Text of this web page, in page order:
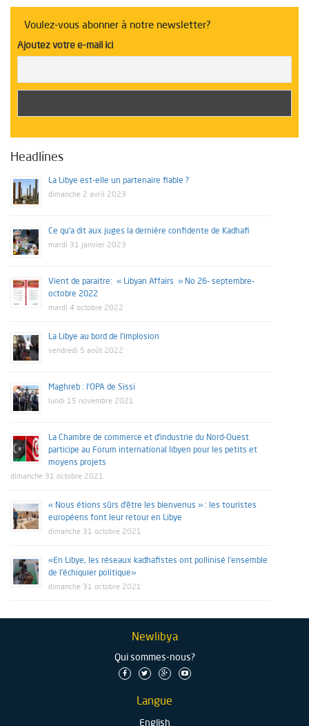
La Libye sous la loupe de “Libyan Affairs“
Table ronde sur l’enseignement en Libye
Voulez-vous abonner à notre newsletter?
Ajoutez votre e-mail ici
Headlines
La Libye est-elle un partenaire fiable ?
dimanche 2 avril 2023
Ce qu’a dit aux juges la dernière confidente de Kadhafi
mardi 31 janvier 2023
Vient de paraitre: « Libyan Affairs » No 26- septembre-
octobre 2022
mardi 4 octobre 2022
La Libye au bord de l’implosion
vendredi 5 août 2022
Maghreb : l’OPA de Sissi
lundi 15 novembre 2021
La Chambre de commerce et d’industrie du Nord-Ouest
participe au Forum international libyen pour les petits et
moyens projets
dimanche 31 octobre 2021
« Nous étions sûrs d’être les bienvenus » : les touristes
européens font leur retour en Libye
dimanche 31 octobre 2021
«En Libye, les réseaux kadhafistes ont pollinisé l’ensemble
de l’échiquier politique»
dimanche 31 octobre 2021
Newlibya
Qui sommes-nous?
Langue
English